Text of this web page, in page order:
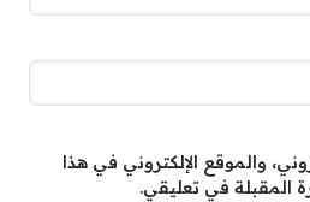
والموقع الإلكتروني في هذا
المقبلة في تعليقي.